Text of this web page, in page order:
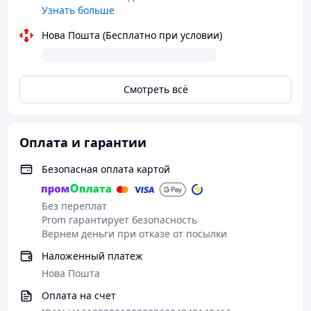
Узнать больше
Нова Пошта (Бесплатно при условии)
Смотреть всё
Оплата и гарантии
Безопасная оплата картой
Без переплат
Prom гарантирует безопасность
Вернем деньги при отказе от посылки
Наложенный платеж
Нова Пошта
Оплата на счет